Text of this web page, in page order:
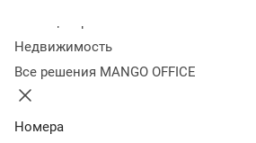
Недвижимость
Все решения MANGO OFFICE
Номера
для бизнеса
26 сентября 202510 625
Оглавление
Что такое безусловная переадресация